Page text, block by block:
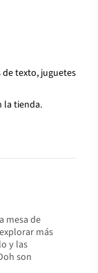
de texto, juguetes
la tienda.
mesa de
más
y las
son